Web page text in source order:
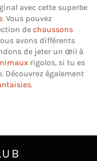
avec cette superbe
. Vous pouvez
de chaussons
avons différents
de jeter un œil à
rigolos, si tu es
Découvrez également
.